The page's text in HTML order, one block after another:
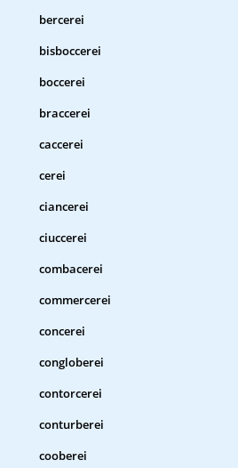
bercerei
bisboccerei
boccerei
braccerei
caccerei
cerei
ciancerei
ciuccerei
combacerei
commercerei
concerei
congloberei
contorcerei
conturberei
cooberei